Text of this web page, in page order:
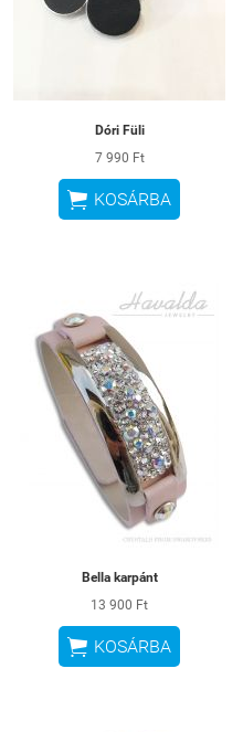
Dóri Füli
7 990 Ft
 KOSÁRBA
Bella karpánt
13 900 Ft
 KOSÁRBA